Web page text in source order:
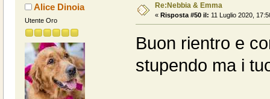
Alice Dinoia
Utente Oro
Re:Nebbia & Emma
« Risposta #50 il: 11 Luglio 2020,
Buon rientro e
stupendo ma i